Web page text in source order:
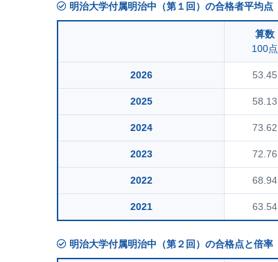
明治大学付属明治中（第１回）の合格者平均点
算数
100点
2026 53.45
2025 58.13
2024 73.62
2023 72.76
2022 68.94
2021 63.54
明治大学付属明治中（第２回）の合格点と倍率